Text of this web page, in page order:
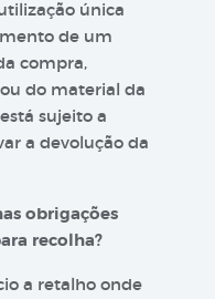
única
de um
compra,
do material da
sujeito a
a devolução da
obrigações
recolha?
a retalho onde